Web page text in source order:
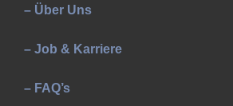
– Über Uns
– Job & Karriere
– FAQ’s